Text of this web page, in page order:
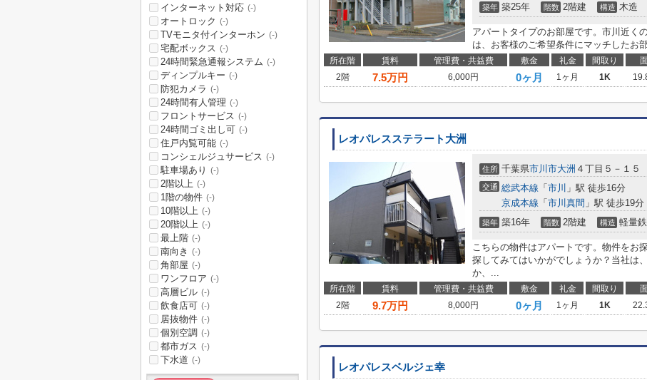
築年 築25年 階数 2階建 構造 木造
アパートタイプのお部屋です。市川近く
は、お客様のご希望条件にマッチしたお
所在階 賃料 管理費・共益費 敷金 礼金 間取り
2階
7.5万円 6,000円 0ヶ月 1ヶ月 1K
レオパレスステラート大洲
住所 千葉県市川市大洲 ４丁目５－１５
交通 総武本線 「 市川 」駅 徒歩16分
京成本線 「 市川真間 」駅 徒歩19分
築年 築16年 階数 2階建 構造 軽量
こちらの物件はアパートです。物件をお
探してみてはいかがでしょうか？当社は
か、...
所在階 賃料 管理費・共益費 敷金 礼金 間取り
2階
9.7万円 8,000円 0ヶ月 1ヶ月 1K
レオパレスベルジェ幸
インターネット対応 (-)
オートロック (-)
TVモニタ付インターホン (-)
宅配ボックス (-)
24時間緊急通報システム (-)
ディンプルキー (-)
防犯カメラ (-)
24時間有人管理 (-)
フロントサービス (-)
24時間ゴミ出し可 (-)
住戸内覧可能 (-)
コンシェルジュサービス (-)
駐車場あり (-)
2階以上 (-)
1階の物件 (-)
10階以上 (-)
20階以上 (-)
最上階 (-)
南向き (-)
角部屋 (-)
ワンフロア (-)
高層ビル (-)
飲食店可 (-)
居抜物件 (-)
個別空調 (-)
都市ガス (-)
下水道 (-)